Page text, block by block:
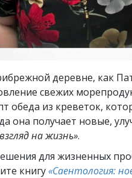
деревне, как
свежих
обеда из креветок,
она получает новые,
на жизнь».
для жизненных
книгу«Саентология: